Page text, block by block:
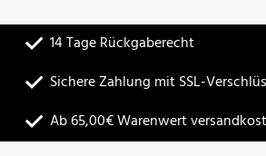
14 Tage Rückgaberecht
Sichere Zahlung mit SSL-
Ab 65,00€ Warenwert